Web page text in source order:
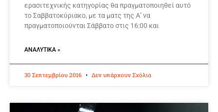
ερασιτεχνικής κατηγορίας θα πραγματοποιηθεί αυτό
το Σαββατοκύριακο, με τα ματς της Α’ να
πραγματοποιούνται Σάββατο στις 16:00 και
ΑΝΑΛΥΤΙΚΆ »
30 Σεπτεμβρίου 2016 Δεν υπάρχουν Σχόλια